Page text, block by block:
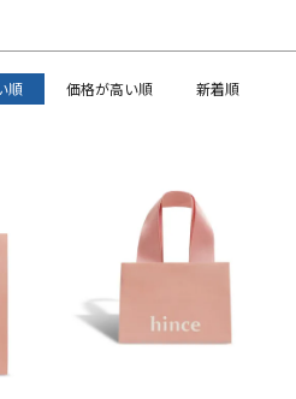
順 価格が高い順 新着順